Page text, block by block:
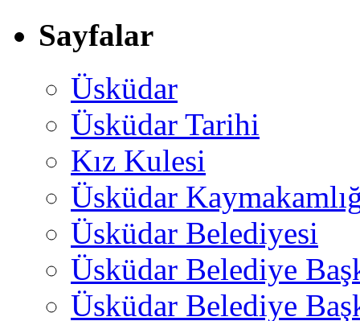
Sayfalar
Üsküdar
Üsküdar Tarihi
Kız Kulesi
Üsküdar
Üsküdar Belediyesi
Üsküdar Belediye
Üsküdar Belediye